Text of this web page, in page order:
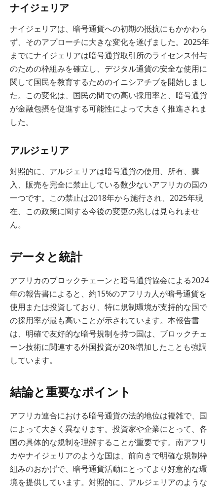
ナイジェリア
ナイジェリアは、暗号通貨への初期の抵抗にもかかわら
ず、そのアプローチに大きな変化を遂げました。2025年
までにナイジェリアは暗号通貨取引所のライセンス付与
のための枠組みを確立し、デジタル通貨の安全な使用に
関して国民を教育するためのイニシアチブを開始しまし
た。この変化は、国民の間での高い採用率と、暗号通貨
が金融包摂を促進する可能性によって大きく推進されま
した。
アルジェリア
対照的に、アルジェリアは暗号通貨の使用、所有、購
入、販売を完全に禁止している数少ないアフリカの国の
一つです。この禁止は2018年から施行され、2025年現
在、この政策に関する今後の変更の兆しは見られませ
ん。
データと統計
アフリカのブロックチェーンと暗号通貨協会による2024
年の報告書によると、約15%のアフリカ人が暗号通貨を
使用または投資しており、特に規制環境が支持的な国で
の採用率が最も高いことが示されています。本報告書
は、明確で友好的な暗号規制を持つ国は、ブロックチェ
ーン技術に関連する外国投資が20%増加したことも強調
しています。
結論と重要なポイント
アフリカ連合における暗号通貨の法的地位は複雑で、国
によって大きく異なります。投資家や企業にとって、各
国の具体的な規制を理解することが重要です。南アフリ
カやナイジェリアのような国は、前向きで明確な規制枠
組みのおかげで、暗号通貨活動にとってより好意的な環
境を提供しています。対照的に、アルジェリアのような